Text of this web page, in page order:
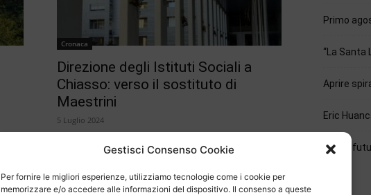
Gestisci Consenso Cookie
Per fornire le migliori esperienze, utilizziamo tecnologie come i cookie per
memorizzare e/o accedere alle informazioni del dispositivo. Il consenso a queste
Cronaca
Direzione degli Istituti Sociali a
Chiasso: verso il sostituto di
Maestrini
5 Luglio 2024
Primo
“La Santa
Aprire
Eric
C’è un